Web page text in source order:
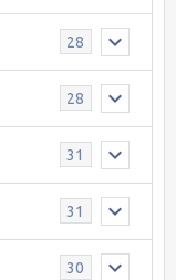
28
28
31
31
30